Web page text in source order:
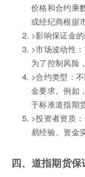
价格和合约乘
或经纪商根据
>影响保证金的
>市场波动性
为了控制风险
>合约类型：
金要求。例如
于标准道指期货
>投资者资质
易经验、资金
四、道指期货